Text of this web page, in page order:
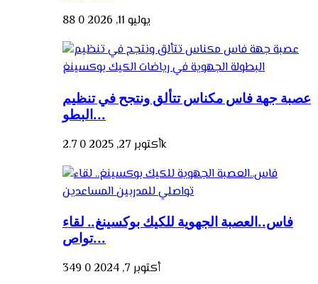
يوليو 11, 2026 0
88
عصبة جهة فاس مكناس تتألق ونتجح في تنظيم
البطو...
أكتوبر 27, 2025 0 2.7k
فاس..العصبة الجهوية للكيك بوكسينغ.. لقاء
تواص...
أكتوبر 7, 2024 0
349